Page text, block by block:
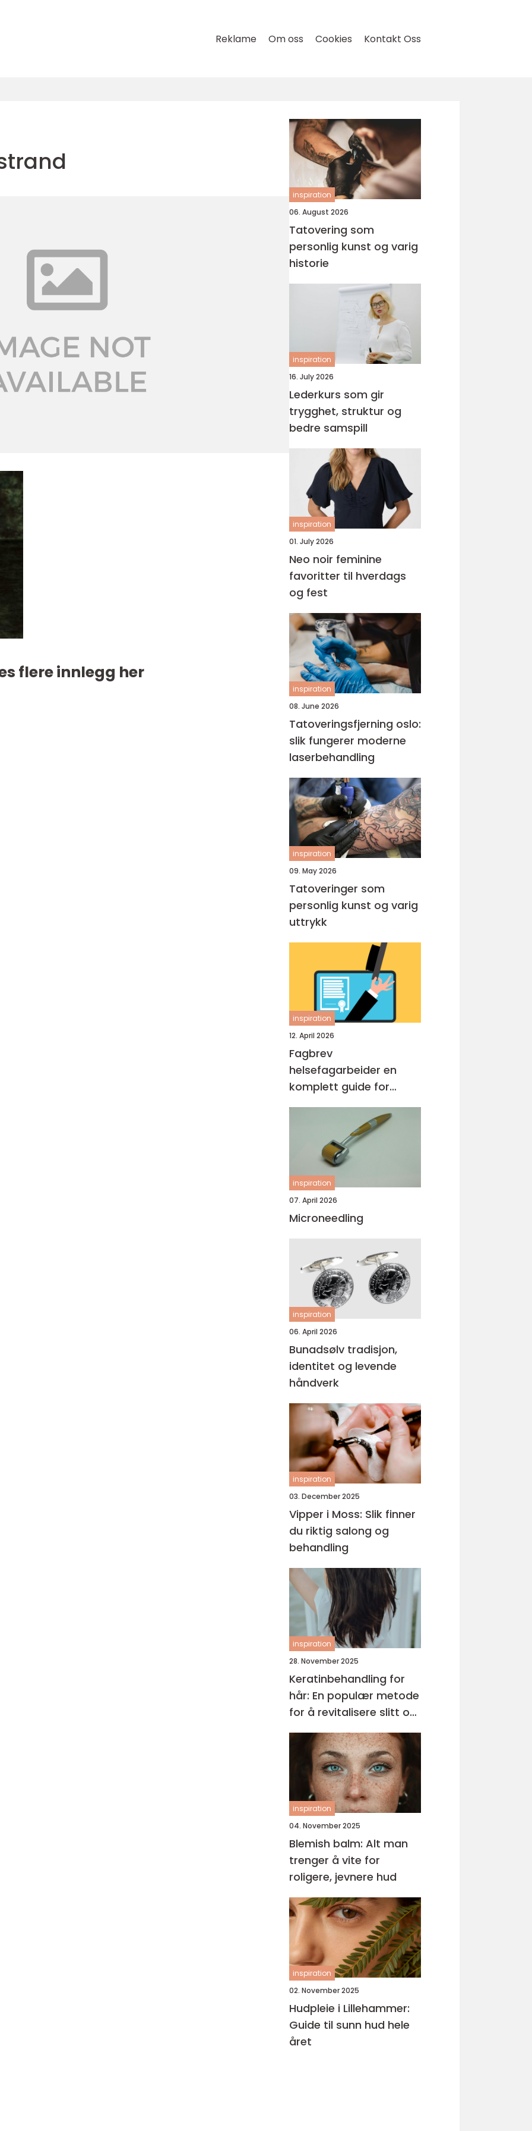
Reklame Om oss Cookies Kontakt Oss
flere innlegg her
inspiration
06. August 2026
Tatovering som
personlig kunst og varig
historie
inspiration
16. July 2026
Lederkurs som gir
trygghet, struktur og
bedre samspill
inspiration
01. July 2026
Neo noir feminine
favoritter til hverdags
og fest
inspiration
08. June 2026
Tatoveringsfjerning oslo:
slik fungerer moderne
laserbehandling
inspiration
09. May 2026
Tatoveringer som
personlig kunst og varig
uttrykk
inspiration
12. April 2026
Fagbrev
helsefagarbeider en
komplett guide for
voksne og
praksiskandidater
inspiration
07. April 2026
Microneedling
inspiration
06. April 2026
Bunadsølv tradisjon,
identitet og levende
håndverk
inspiration
03. December 2025
Vipper i Moss: Slik finner
du riktig salong og
behandling
inspiration
28. November 2025
Keratinbehandling for
hår: En populær metode
for å revitalisere slitt og
krusete hår
inspiration
04. November 2025
Blemish balm: Alt man
trenger å vite for
roligere, jevnere hud
inspiration
02. November 2025
Hudpleie i Lillehammer:
Guide til sunn hud hele
året